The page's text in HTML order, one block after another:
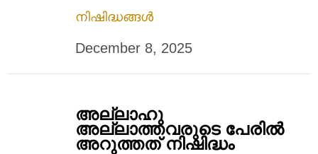
നിഷിദ്ധങ്ങൾ
December 8, 2025
അല്ലാഹു
അല്ലാത്തവരുടെ പേരില്‍
അറുത്തത് നിഷിദ്ധം